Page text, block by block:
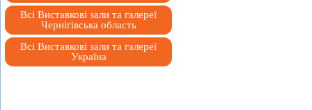
Всі Виставкові зали та галереї
Чернігівська область
Всі Виставкові зали та галереї
Україна